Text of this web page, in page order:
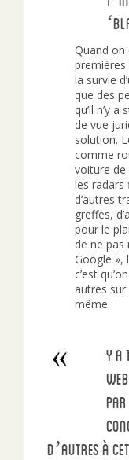
Quand on
premières
la survie
que des
qu’il n’y
de vue
solution.
comme
voiture de
les radars
d’autres
greffes,
pour le
de ne pas
Google »,
c’est
autres
même.
Y a
par
d’autres à